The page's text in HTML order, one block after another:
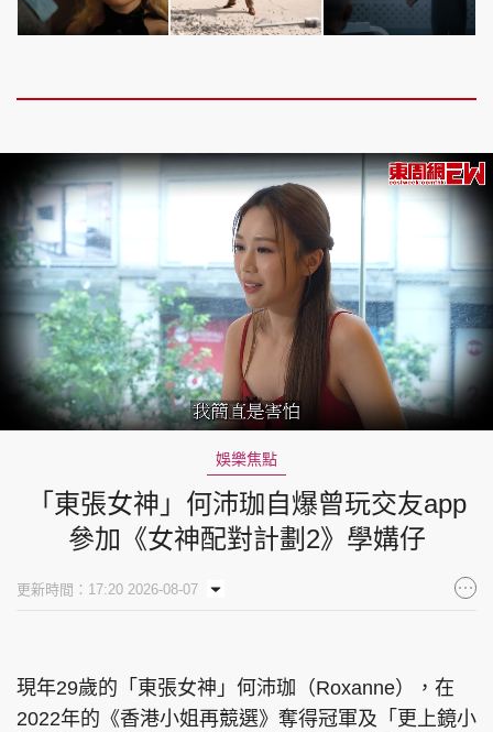
關於我們
隱私政策聲明
使用條款
Copyright © 東周網 版權所有 . 不得轉載
©Eastweek.com.hk. All rights reserved.
UnmuteLoaded :
2.72%
娛樂焦點
「東張女神」何沛珈自爆曾玩交友app
參加《女神配對計劃2》學媾仔
更新時間：17:20 2026-08-07
現年29歲的「東張女神」何沛珈（Roxanne），在
2022年的《香港小姐再競選》奪得冠軍及「更上鏡小